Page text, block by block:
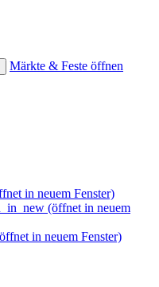
Märkte & Feste öffnen
in neuem Fenster)
(öffnet in neuem
in neuem Fenster)